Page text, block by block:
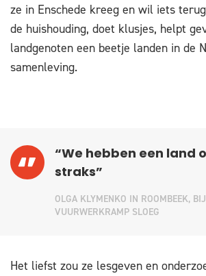
ze in Enschede kreeg en wil iets
de huishouding, doet klusjes, helpt
landgenoten een beetje landen in de
samenleving.
“We hebben een land
straks”
OLGA KLYMENKO IN ROOMBEEK,
VUURWERKRAMP SLOEG
Het liefst zou ze lesgeven en